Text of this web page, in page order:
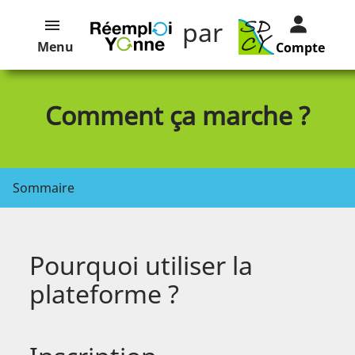
Menu par Compte
Comment ça marche ?
Sommaire
Pourquoi utiliser la
plateforme ?